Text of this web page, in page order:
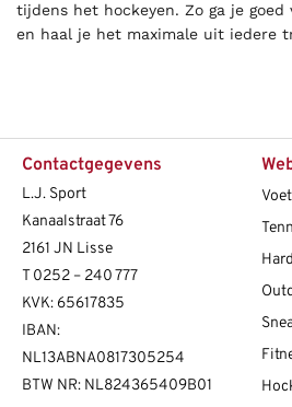
tijdens het hockeyen. Zo ga je
en haal je het maximale uit iedere
Contactgegevens
L.J. Sport
Kanaalstraat 76
2161 JN Lisse
T0252 – 240 777
KVK: 65617835
IBAN:
NL13ABNA0817305254
BTW NR: NL824365409B01